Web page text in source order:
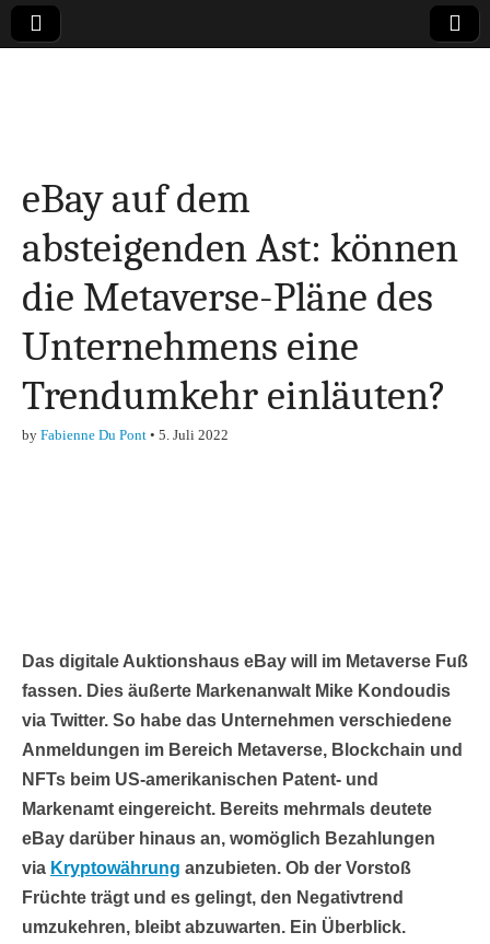
Finanzen,
Marketing-, Vertrieb-
& Investment-Tipps
eBay auf dem
absteigenden Ast: können
die Metaverse-Pläne des
Unternehmens eine
Trendumkehr einläuten?
by Fabienne Du Pont • 5. Juli 2022
Das digitale Auktionshaus eBay will im Metaverse Fuß
fassen. Dies äußerte Markenanwalt Mike Kondoudis
via Twitter. So habe das Unternehmen verschiedene
Anmeldungen im Bereich Metaverse, Blockchain und
NFTs beim US-amerikanischen Patent- und
Markenamt eingereicht. Bereits mehrmals deutete
eBay darüber hinaus an, womöglich Bezahlungen
via Kryptowährung anzubieten. Ob der Vorstoß
Früchte trägt und es gelingt, den Negativtrend
umzukehren, bleibt abzuwarten. Ein Überblick.